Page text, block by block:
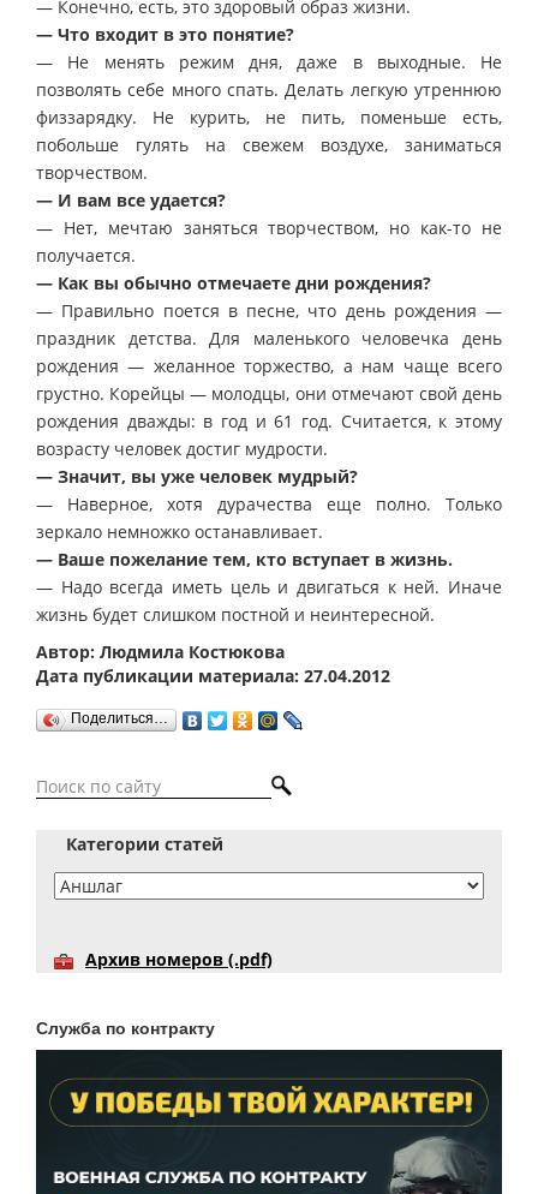
— Конечно, есть, это здоровый образ жизни.
— Что входит в это понятие?
— Не менять режим дня, даже в выходные. Не
позволять себе много спать. Делать легкую утреннюю
физзарядку. Не курить, не пить, поменьше есть,
побольше гулять на свежем воздухе, заниматься
творчеством.
— И вам все удается?
— Нет, мечтаю заняться творчеством, но как-то не
получается.
— Как вы обычно отмечаете дни рождения?
— Правильно поется в песне, что день рождения —
праздник детства. Для маленького человечка день
рождения — желанное торжество, а нам чаще всего
грустно. Корейцы — молодцы, они отмечают свой день
рождения дважды: в год и 61 год. Считается, к этому
возрасту человек достиг мудрости.
— Значит, вы уже человек мудрый?
— Наверное, хотя дурачества еще полно. Только
зеркало немножко останавливает.
— Ваше пожелание тем, кто вступает в жизнь.
— Надо всегда иметь цель и двигаться к ней. Иначе
жизнь будет слишком постной и неинтересной.
Автор: Людмила Костюкова
Дата публикации материала: 27.04.2012
Поделиться…
Категории статей
Архив номеров (.pdf)
Служба по контракту